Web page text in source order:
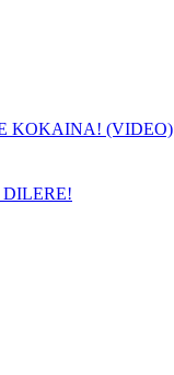
KOKAINA! (VIDEO)
DILERE!